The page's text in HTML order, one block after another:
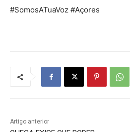
#SomosATuaVoz #Açores
Artigo anterior